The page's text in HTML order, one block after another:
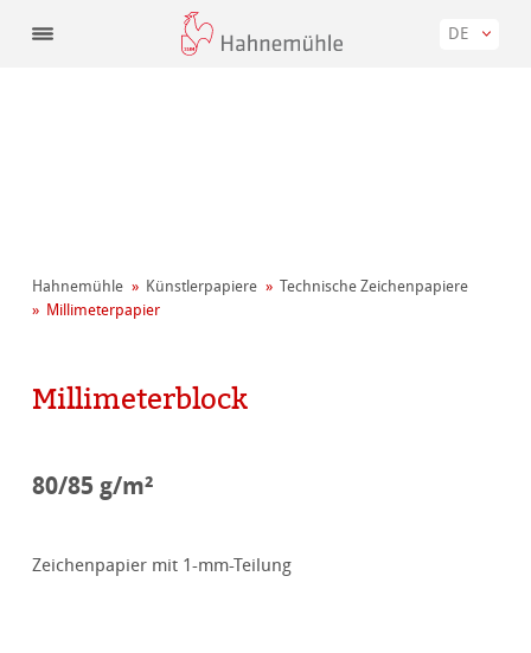
DE
Hahnemühle Künstler­papiere
Technische Zeichenpapiere
Millimeterpapier
Millimeterblock
80/85 g/m²
Zeichenpapier mit 1-mm-Teilung